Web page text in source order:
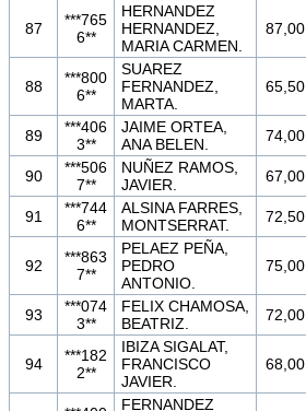
87
***765
6**
HERNANDEZ
HERNANDEZ,
MARIA CARMEN.
87,00
88
***800
6**
SUAREZ
FERNANDEZ,
MARTA.
65,50
89
***406
3**
JAIME ORTEA,
ANA BELEN.
74,00
90
***506
7**
NUÑEZ RAMOS,
JAVIER.
67,00
91
***744
6**
ALSINA FARRES,
MONTSERRAT.
72,50
92
***863
7**
PELAEZ PEÑA,
PEDRO
ANTONIO.
75,00
93
***074
3**
FELIX CHAMOSA,
BEATRIZ.
72,00
94
***182
2**
IBIZA SIGALAT,
FRANCISCO
JAVIER.
68,00
FERNANDEZ